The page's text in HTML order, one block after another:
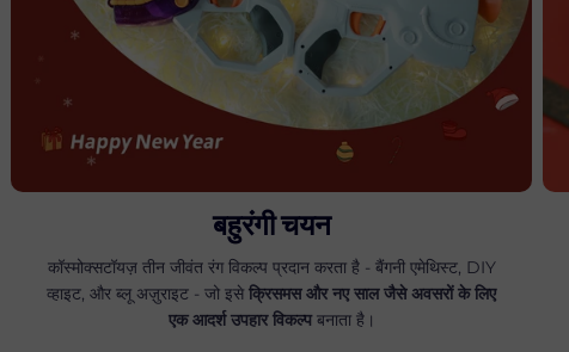
बहुरंगी चयन
कॉस्मोक्सटॉयज़ तीन जीवंत रंग विकल्प प्रदान करता है - बैंगनी एमेथिस्ट, DIY
व्हाइट, और ब्लू अज़ुराइट - जो इसे क्रिसमस और नए साल जैसे अवसरों के लिए
एक आदर्श उपहार विकल्पबनाता है।